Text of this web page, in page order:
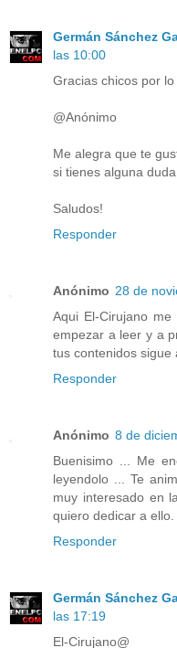
Germán Sánchez
las 10:00
Gracias chicos por
@Anónimo
Me alegra que te
si tienes alguna
Saludos!
Responder
Anónimo 28 de
Aqui El-Cirujano
empezar a leer y a
tus contenidos sigue
Responder
Anónimo 8 de
Buenisimo ... Me
leyendolo ... Te
muy interesado en
quiero dedicar a ello.
Responder
Germán Sánchez
las 17:19
El-Cirujano@